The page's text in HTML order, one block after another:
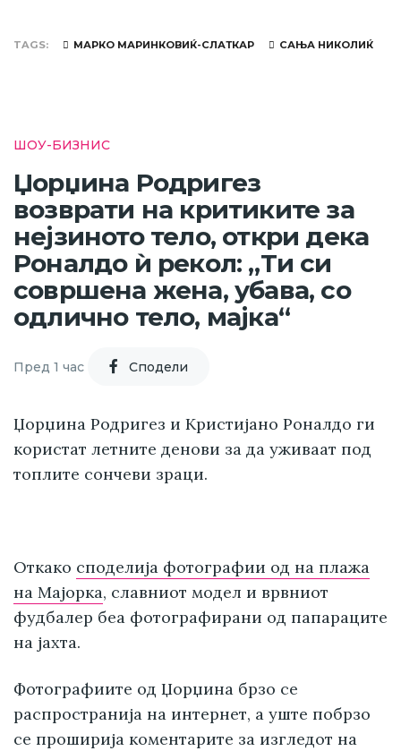
TAGS МАРКО МАРИНКОВИЌ-СЛАТКАР САЊА НИКОЛИЌ
ШОУ-БИЗНИС
Џорџина Родригез
возврати на критиките за
нејзиното тело, откри дека
Роналдо ѝ рекол: „Ти си
совршена жена, убава, со
одлично тело, мајка“
Пред 1 час Cподели
Џорџина Родригез и Кристијано Роналдо ги
користат летните денови за да уживаат под
топлите сончеви зраци.
Откако споделија фотографии од на плажа
на Мајорка, славниот модел и врвниот
фудбалер беа фотографирани од папараците
на јахта.
Фотографиите од Џорџина брзо се
распространија на интернет, а уште побрзо
се проширија коментарите за изгледот на